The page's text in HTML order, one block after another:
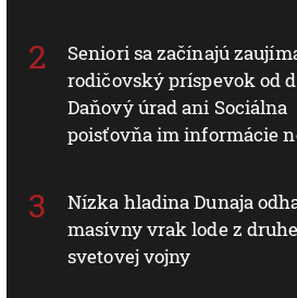
Seniori sa začínajú
rodičovský príspevok od
Daňový úrad ani Sociálna
poisťovňa im informácie
Nízka hladina Dunaja
masívny vrak lode z
svetovej vojny